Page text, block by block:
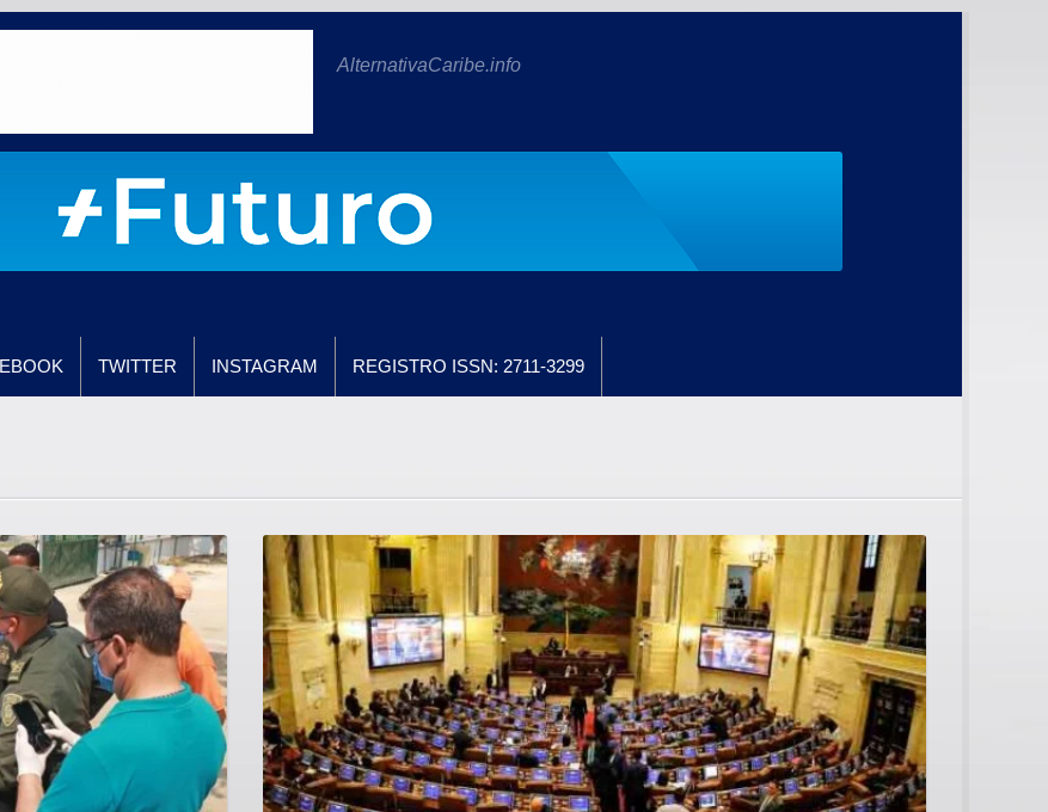
AlternativaCaribe.info
TWITTER INSTAGRAM REGISTRO ISSN: 2711-3299